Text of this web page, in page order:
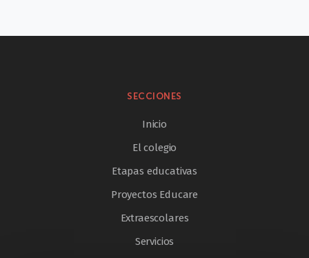
SECCIONES
Inicio
El colegio
Etapas educativas
Proyectos Educare
Extraescolares
Servicios